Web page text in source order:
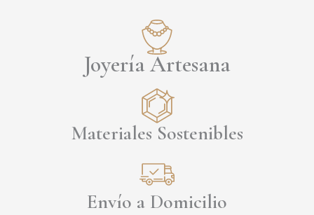
Joyería Artesana
Materiales Sostenibles
Envío a Domicilio